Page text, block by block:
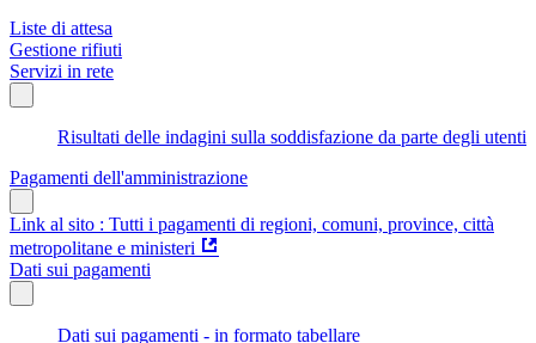
Liste di attesa
Gestione rifiuti
Servizi in rete
Risultati delle indagini sulla soddisfazione da parte degli utenti
Pagamenti dell'amministrazione
Link al sito : Tutti i pagamenti di regioni, comuni, province, città
metropolitane e ministeri
Dati sui pagamenti
Dati sui pagamenti - in formato tabellare